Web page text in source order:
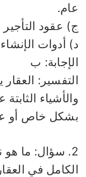
عقود التأجير
أدوات الإنشاء
ب
العقار
الثابتة
خاص أو عام،
2. سؤال: ما هو
في العقار؟